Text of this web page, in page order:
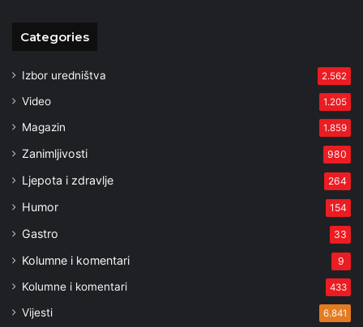
Categories
Izbor uredništva 2.562
Video 1.205
Magazin 1.859
Zanimljivosti 980
Ljepota i zdravlje 264
Humor 154
Gastro 33
Kolumne i komentari 9
Kolumne i komentari 433
Vijesti 6.841